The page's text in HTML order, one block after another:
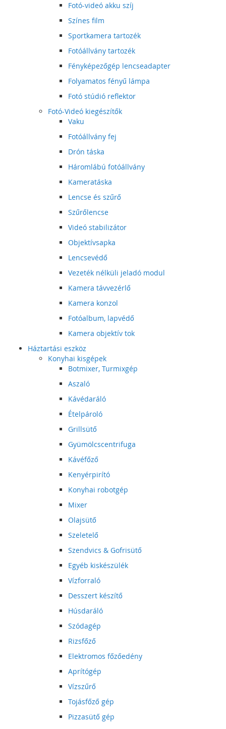
Fotó-videó akku szíj
Színes film
Sportkamera tartozék
Fotóállvány tartozék
Fényképezőgép lencseadapter
Folyamatos fényű lámpa
Fotó stúdió reflektor
Fotó-Videó kiegészítők
Vaku
Fotóállvány fej
Drón táska
Háromlábú fotóállvány
Kameratáska
Lencse és szűrő
Szűrőlencse
Videó stabilizátor
Objektívsapka
Lencsevédő
Vezeték nélküli jeladó modul
Kamera távvezérlő
Kamera konzol
Fotóalbum, lapvédő
Kamera objektív tok
Háztartási eszköz
Konyhai kisgépek
Botmixer, Turmixgép
Aszaló
Kávédaráló
Ételpároló
Grillsütő
Gyümölcscentrifuga
Kávéfőző
Kenyérpirító
Konyhai robotgép
Mixer
Olajsütő
Szeletelő
Szendvics & Gofrisütő
Egyéb kiskészülék
Vízforraló
Desszert készítő
Húsdaráló
Szódagép
Rizsfőző
Elektromos főzőedény
Aprítógép
Vízszűrő
Tojásfőző gép
Pizzasütő gép